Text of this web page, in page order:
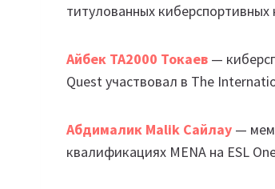
титулованных киберспортивных
Айбек TA2000 Токаев —
Quest участвовал в The
Абдималик Malik Сайлау —
квалификациях MENA на ESL